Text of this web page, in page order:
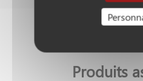
Vous trouverez les dimensions
directement les gabarits et
Produits